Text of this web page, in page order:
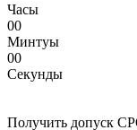
Часы
00
Минтуы
00
Секунды
Получить допуск